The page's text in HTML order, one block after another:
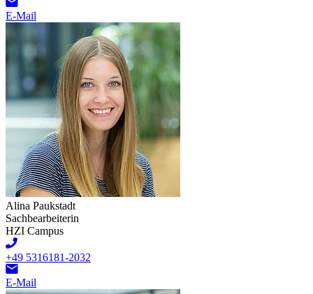
E-Mail
Alina Paukstadt
Sachbearbeiterin
HZI Campus
+49 5316181-2032
E-Mail